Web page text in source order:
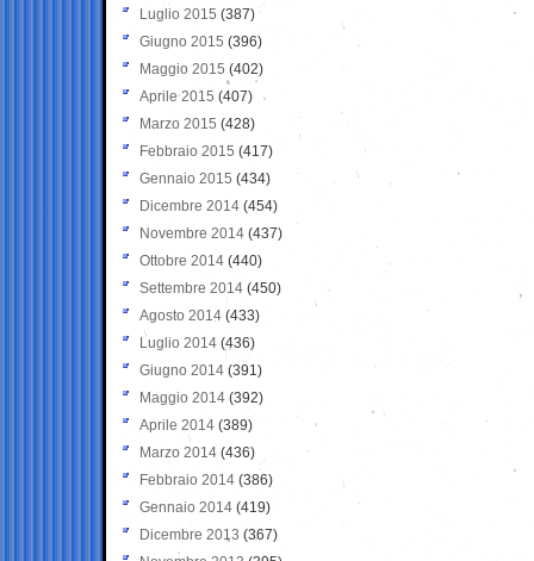
Luglio 2015 (387)
Giugno 2015 (396)
Maggio 2015 (402)
Aprile 2015 (407)
Marzo 2015 (428)
Febbraio 2015 (417)
Gennaio 2015 (434)
Dicembre 2014 (454)
Novembre 2014 (437)
Ottobre 2014 (440)
Settembre 2014 (450)
Agosto 2014 (433)
Luglio 2014 (436)
Giugno 2014 (391)
Maggio 2014 (392)
Aprile 2014 (389)
Marzo 2014 (436)
Febbraio 2014 (386)
Gennaio 2014 (419)
Dicembre 2013 (367)